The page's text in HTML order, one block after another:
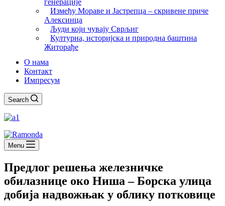
генерације
Између Мораве и Јастрепца – скривене приче
Алексинца
Људи који чувају Сврљиг
Културна, историјска и природна баштина
Житорађе
О нама
Контакт
Импресум
Search
Menu
Предлог решења железничке
обилазнице око Ниша – Борска улица
добија надвожњак у облику потковице